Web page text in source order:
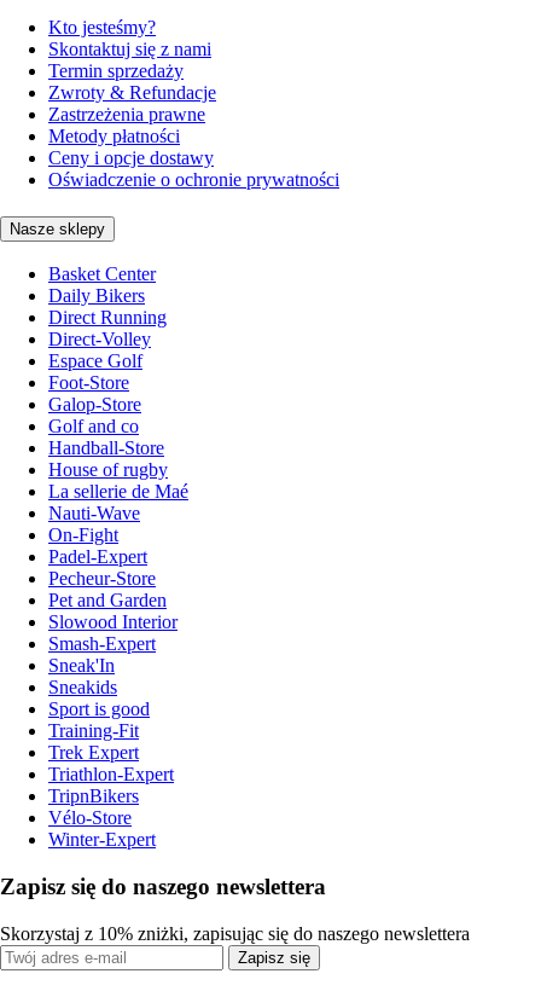
Kto jesteśmy?
Skontaktuj się z nami
Termin sprzedaży
Zwroty & Refundacje
Zastrzeżenia prawne
Metody płatności
Ceny i opcje dostawy
Oświadczenie o ochronie prywatności
Nasze sklepy
Basket Center
Daily Bikers
Direct Running
Direct-Volley
Espace Golf
Foot-Store
Galop-Store
Golf and co
Handball-Store
House of rugby
La sellerie de Maé
Nauti-Wave
On-Fight
Padel-Expert
Pecheur-Store
Pet and Garden
Slowood Interior
Smash-Expert
Sneak'In
Sneakids
Sport is good
Training-Fit
Trek Expert
Triathlon-Expert
TripnBikers
Vélo-Store
Winter-Expert
Zapisz się do naszego newslettera
Skorzystaj z 10% zniżki, zapisując się do naszego newslettera
Zapisz się